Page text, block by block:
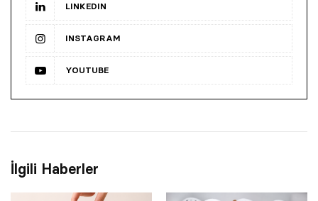
LINKEDIN
INSTAGRAM
YOUTUBE
İlgili Haberler